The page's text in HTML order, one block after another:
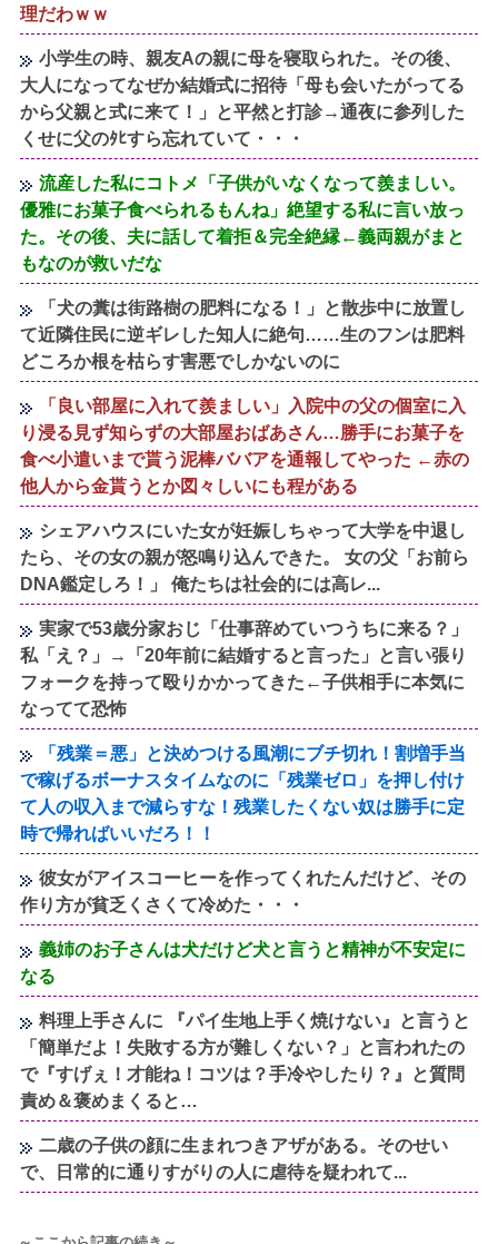
理だわｗｗ
小学生の時、親友Aの親に母を寝取られた。その後、
大人になってなぜか結婚式に招待「母も会いたがってる
から父親と式に来て！」と平然と打診→通夜に参列した
くせに父のﾀﾋすら忘れていて・・・
流産した私にコトメ「子供がいなくなって羨ましい。
優雅にお菓子食べられるもんね」絶望する私に言い放っ
た。その後、夫に話して着拒＆完全絶縁←義両親がまと
もなのが救いだな
「犬の糞は街路樹の肥料になる！」と散歩中に放置し
て近隣住民に逆ギレした知人に絶句……生のフンは肥料
どころか根を枯らす害悪でしかないのに
「良い部屋に入れて羨ましい」入院中の父の個室に入
り浸る見ず知らずの大部屋おばあさん…勝手にお菓子を
食べ小遣いまで貰う泥棒ババアを通報してやった ←赤の
他人から金貰うとか図々しいにも程がある
シェアハウスにいた女が妊娠しちゃって大学を中退し
たら、その女の親が怒鳴り込んできた。 女の父「お前ら
DNA鑑定しろ！」 俺たちは社会的には高レ...
実家で53歳分家おじ「仕事辞めていつうちに来る？」
私「え？」→「20年前に結婚すると言った」と言い張り
フォークを持って殴りかかってきた←子供相手に本気に
なってて恐怖
「残業＝悪」と決めつける風潮にブチ切れ！割増手当
で稼げるボーナスタイムなのに「残業ゼロ」を押し付け
て人の収入まで減らすな！残業したくない奴は勝手に定
時で帰ればいいだろ！！
彼女がアイスコーヒーを作ってくれたんだけど、その
作り方が貧乏くさくて冷めた・・・
義姉のお子さんは犬だけど犬と言うと精神が不安定に
なる
料理上手さんに 『パイ生地上手く焼けない』と言うと
「簡単だよ！失敗する方が難しくない？」と言われたの
で『すげぇ！才能ね！コツは？手冷やしたり？』と質問
責め＆褒めまくると…
二歳の子供の顔に生まれつきアザがある。そのせい
で、日常的に通りすがりの人に虐待を疑われて...